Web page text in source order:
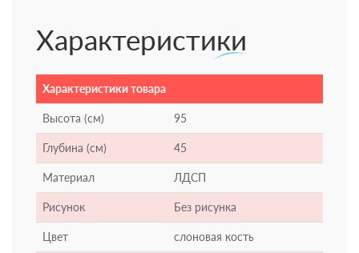
Характеристики
Характеристики товара
Высота (см) 95
Глубина (см) 45
Материал ЛДСП
Рисунок Без рисунка
Цвет слоновая кость